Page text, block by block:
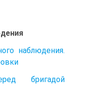
наблюдения.
бригадой